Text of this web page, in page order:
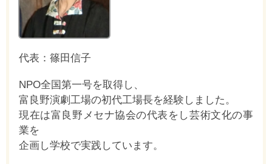
代表：篠田信子
NPO全国第一号を取得し、
富良野演劇工場の初代工場長を経験しました。
現在は富良野メセナ協会の代表をし芸術文化の事
業を
企画し学校で実践しています。